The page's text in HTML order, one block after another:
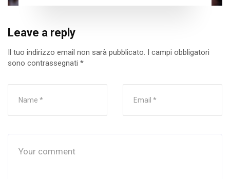
Leave a reply
Il tuo indirizzo email non sarà pubblicato. I campi obbligatori
sono contrassegnati *